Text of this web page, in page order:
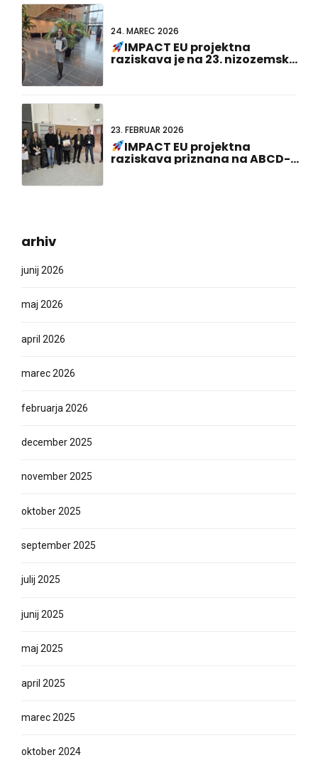
24. MAREC 2026
IMPACT EU projektna
raziskava je na 23. nizozemsko-
23. FEBRUAR 2026
IMPACT EU projektna
raziskava priznana na ABCD-
arhiv
junij 2026
maj 2026
april 2026
marec 2026
februarja 2026
december 2025
november 2025
oktober 2025
september 2025
julij 2025
junij 2025
maj 2025
april 2025
marec 2025
oktober 2024